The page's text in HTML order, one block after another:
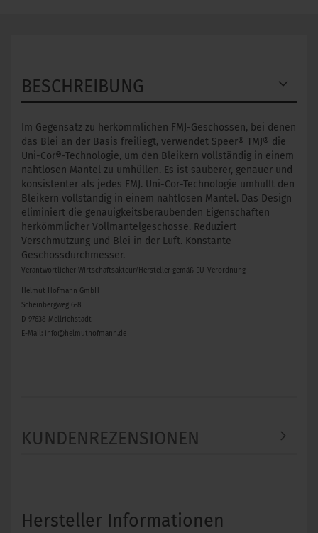
BESCHREIBUNG
Im Gegensatz zu herkömmlichen FMJ-Geschossen, bei denen
das Blei an der Basis freiliegt, verwendet Speer® TMJ® die
Uni-Cor®-Technologie, um den Bleikern vollständig in einem
nahtlosen Mantel zu umhüllen. Es ist sauberer, genauer und
konsistenter als jedes FMJ. Uni-Cor-Technologie umhüllt den
Bleikern vollständig in einem nahtlosen Mantel. Das Design
eliminiert die genauigkeitsberaubenden Eigenschaften
herkömmlicher Vollmantelgeschosse. Reduziert
Verschmutzung und Blei in der Luft. Konstante
Geschossdurchmesser.
Verantwortlicher Wirtschaftsakteur/Hersteller gemäß EU-Verordnung
Helmut Hofmann GmbH
Scheinbergweg 6-8
D-97638 Mellrichstadt
E-Mail: info@helmuthofmann.de
KUNDENREZENSIONEN
Hersteller Informationen